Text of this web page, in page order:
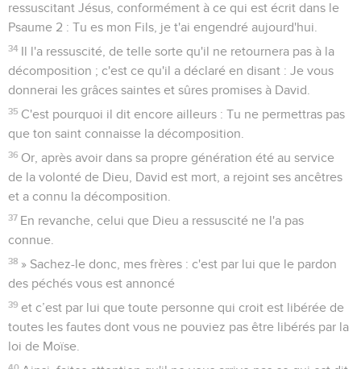
ressuscitant Jésus, conformément à ce qui est écrit dans le
Psaume 2 : Tu es mon Fils, je t'ai engendré aujourd'hui.
34 Il l'a ressuscité, de telle sorte qu'il ne retournera pas à la
décomposition ; c'est ce qu'il a déclaré en disant : Je vous
donnerai les grâces saintes et sûres promises à David.
35 C'est pourquoi il dit encore ailleurs : Tu ne permettras pas
que ton saint connaisse la décomposition.
36 Or, après avoir dans sa propre génération été au service
de la volonté de Dieu, David est mort, a rejoint ses ancêtres
et a connu la décomposition.
37 En revanche, celui que Dieu a ressuscité ne l'a pas
connue.
38 » Sachez-le donc, mes frères : c'est par lui que le pardon
des péchés vous est annoncé
39 et c’est par lui que toute personne qui croit est libérée de
toutes les fautes dont vous ne pouviez pas être libérés par la
loi de Moïse.
40